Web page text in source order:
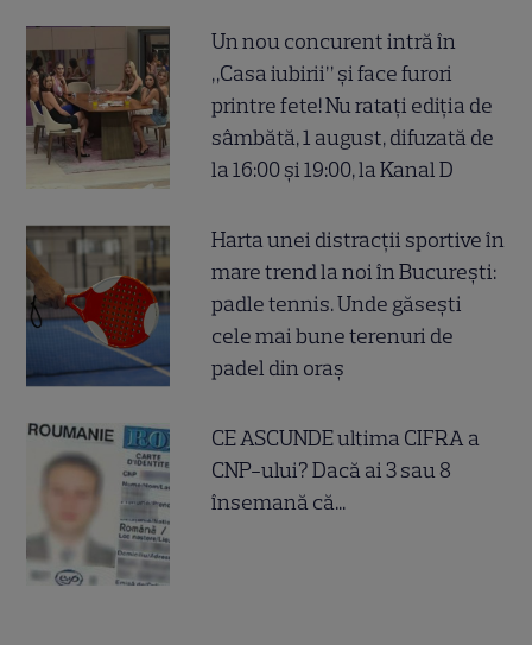
Un nou concurent intră în
„Casa iubirii” și face furori
printre fete! Nu ratați ediția de
sâmbătă, 1 august, difuzată de
la 16:00 și 19:00, la Kanal D
Harta unei distracții sportive în
mare trend la noi în București:
padle tennis. Unde găsești
cele mai bune terenuri de
padel din oraș
CE ASCUNDE ultima CIFRA a
CNP-ului? Dacă ai 3 sau 8
însemană că...